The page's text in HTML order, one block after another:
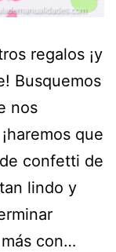
regalos ¡y
Busquemos
nos
que
confetti de
lindo y
con…